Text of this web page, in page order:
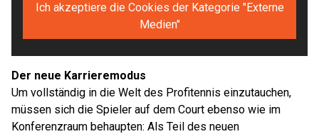
Ich akzeptiere die Cookies der Kategorie "Externe
Medien"
Der neue Karrieremodus
Um vollständig in die Welt des Profitennis einzutauchen,
müssen sich die Spieler auf dem Court ebenso wie im
Konferenzraum behaupten: Als Teil des neuen